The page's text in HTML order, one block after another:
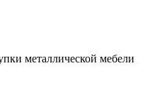
металлической мебели